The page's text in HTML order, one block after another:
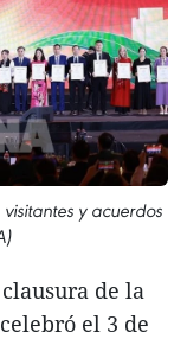
y acuerdos
de la
el 3 de